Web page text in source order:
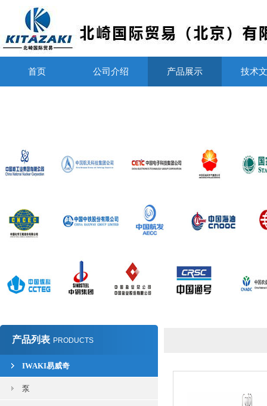
首页 公司介绍 产品展示 技术
产品列表 PRODUCTS
IWAKI易威奇
泵